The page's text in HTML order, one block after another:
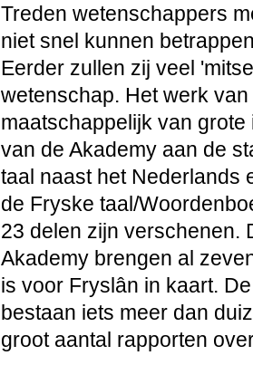
Treden wetenschappers
niet snel kunnen
Eerder zullen zij veel
wetenschap. Het werk
maatschappelijk van
van de Akademy aan de
taal naast het Nederlands
de Fryske taal/
23 delen zijn verschenen.
Akademy brengen al
is voor Fryslân in kaart.
bestaan iets meer dan
groot aantal rapporten